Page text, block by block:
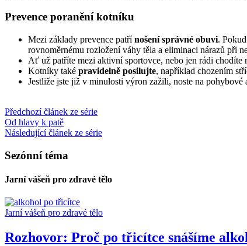
Prevence poranění kotníku
Mezi základy prevence patřínošení správné obuvi.
rovnoměrnému rozložení váhy těla a eliminaci nárazů při
Ať už patříte mezi aktivní sportovce, nebo jen rádi chodíte
Kotníky také pravidelně posilujte, například chozením
Jestliže jste již v minulosti výron zažili, noste na
Předchozí článek ze série
Od hlavy k patě
Následující článek ze série
Sezónní téma
Jarní vášeň pro zdravé tělo
Jarní vášeň pro zdravé tělo
Rozhovor: Proč po třicítce snášíme